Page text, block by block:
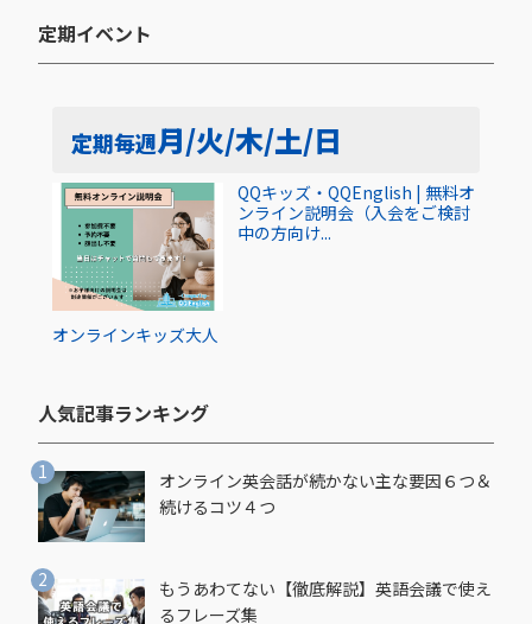
定期イベント​
定期毎週月/火/木/土/日
オンラインキッズ大人
QQキッズ・QQEnglish | 無料オ
ンライン説明会（入会をご検討
中の方向け...
人気記事ランキング​
オンライン英会話が続かない主な要因６つ＆
続けるコツ４つ
もうあわてない【徹底解説】英語会議で使え
るフレーズ集